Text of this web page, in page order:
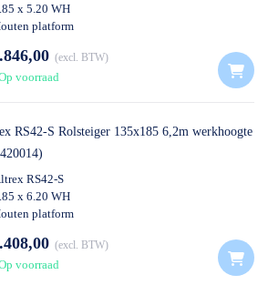
x 5.20 WH
platform
excl. BTW
voorraad
RS42-S Rolsteiger 135x185 6,2m werkhoogte
RS42-S
x 6.20 WH
platform
excl. BTW
voorraad